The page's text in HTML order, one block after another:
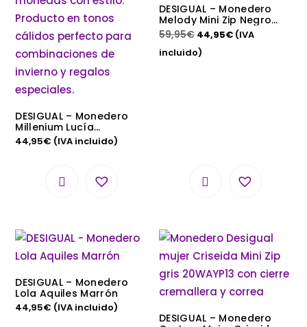
DESIGUAL – Monedero
Millenium Lucía
20WAYA32 Marrón Mujer
10x10x5cm
44,95€ (IVA incluido)
DESIGUAL – Monedero
Melody Mini Zip Negro
Mujer con Bordado y Asa
Extraíble
59,95€ 44,95€ (IVA
incluido)
DESIGUAL – Monedero
Lola Aquiles Marrón
44,95€ (IVA incluido)
DESIGUAL – Monedero